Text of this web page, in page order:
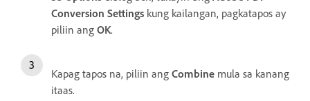
Conversion Settings kung kailangan, pagkatapos ay
piliin ang OK.
Kapag tapos na, piliin ang Combine mula sa kanang
itaas.